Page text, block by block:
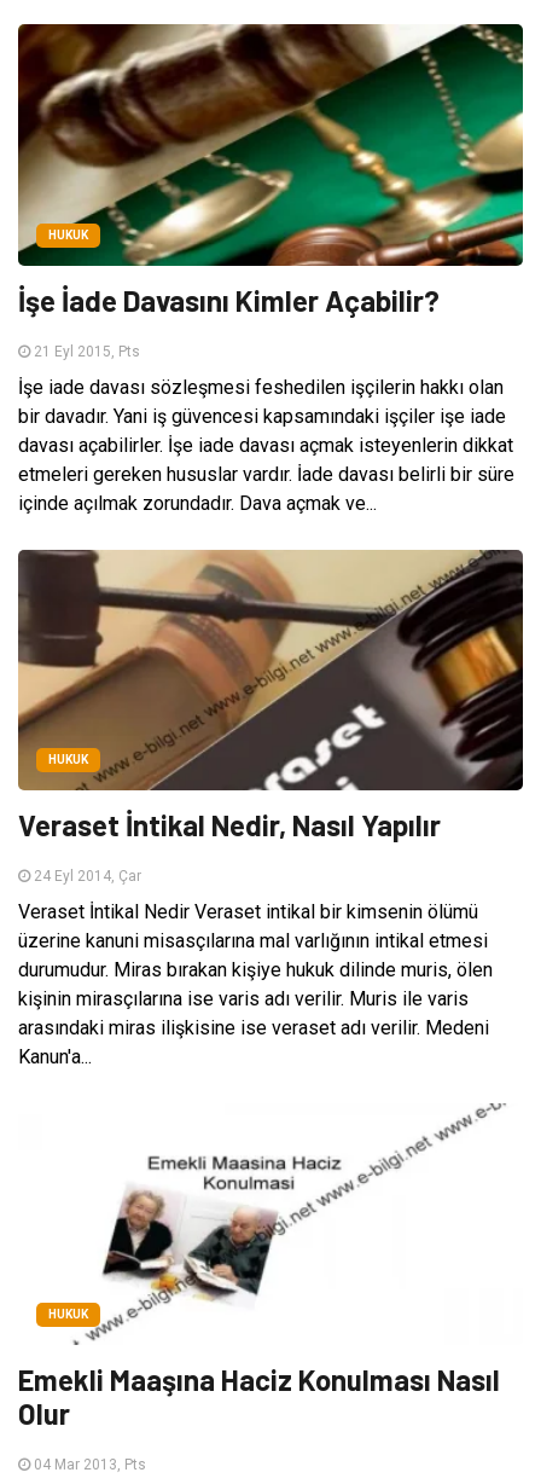
HUKUK
İşe İade Davasını Kimler Açabilir?
21 Eyl 2015, Pts
İşe iade davası sözleşmesi feshedilen işçilerin hakkı olan
bir davadır. Yani iş güvencesi kapsamındaki işçiler işe iade
davası açabilirler. İşe iade davası açmak isteyenlerin dikkat
etmeleri gereken hususlar vardır. İade davası belirli bir süre
içinde açılmak zorundadır. Dava açmak ve...
HUKUK
Veraset İntikal Nedir, Nasıl Yapılır
24 Eyl 2014, Çar
Veraset İntikal Nedir Veraset intikal bir kimsenin ölümü
üzerine kanuni misasçılarına mal varlığının intikal etmesi
durumudur. Miras bırakan kişiye hukuk dilinde muris, ölen
kişinin mirasçılarına ise varis adı verilir. Muris ile varis
arasındaki miras ilişkisine ise veraset adı verilir. Medeni
Kanun'a...
HUKUK
Emekli Maaşına Haciz Konulması Nasıl
Olur
04 Mar 2013, Pts